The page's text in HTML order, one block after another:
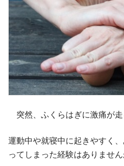
突然、ふくらはぎに激痛が走
運動中や就寝中に起きやすく
ってしまった経験はありません